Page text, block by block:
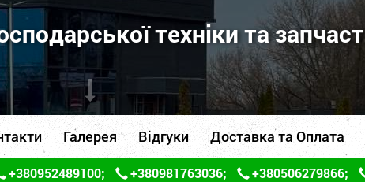
техніки та
Галерея Відгуки Доставка та Оплата
+380952489100; +380981763036; +380506279866;